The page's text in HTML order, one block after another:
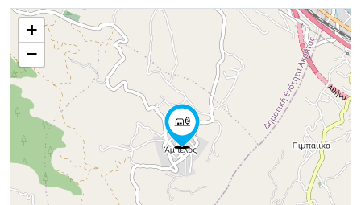
+
−